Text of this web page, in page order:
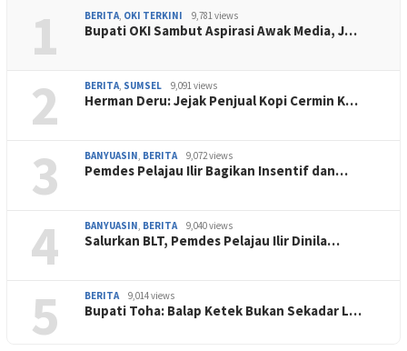
1 BERITA, OKI TERKINI 9,781 views
Bupati OKI Sambut Aspirasi Awak Media, J…
2 BERITA, SUMSEL 9,091 views
Herman Deru: Jejak Penjual Kopi Cermin K…
3 BANYUASIN, BERITA 9,072 views
Pemdes Pelajau Ilir Bagikan Insentif dan…
4 BANYUASIN, BERITA 9,040 views
Salurkan BLT, Pemdes Pelajau Ilir Dinila…
5 BERITA 9,014 views
Bupati Toha: Balap Ketek Bukan Sekadar L…